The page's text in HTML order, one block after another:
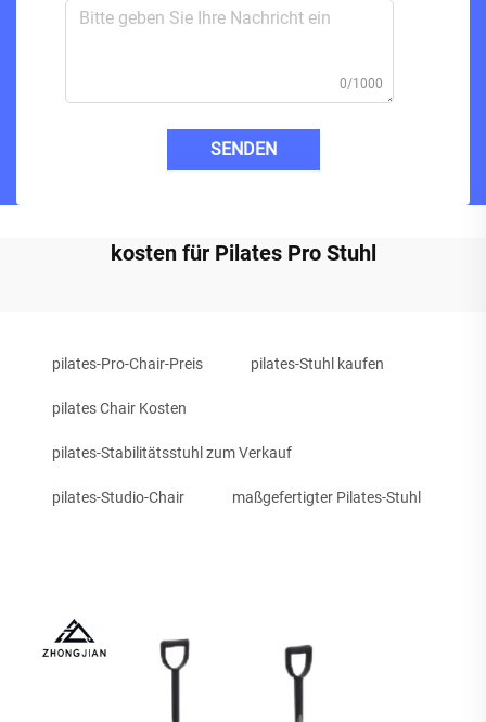
0/1000
SENDEN
kosten für Pilates Pro Stuhl
pilates-Pro-Chair-Preis pilates-Stuhl kaufen
pilates Chair Kosten
pilates-Stabilitätsstuhl zum Verkauf
pilates-Studio-Chair maßgefertigter Pilates-Stuhl